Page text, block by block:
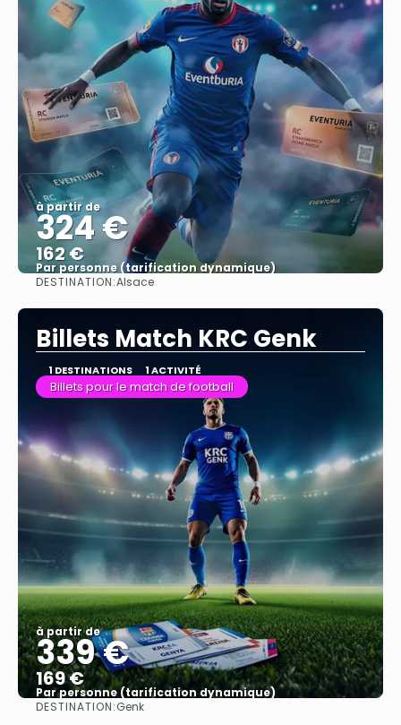
à partir de
324 €
162 €
Par personne (tarification dynamique)
DESTINATION:Alsace
Billets Match KRC Genk
1 DESTINATIONS 1 ACTIVITÉ
Billets pour le match de football
à partir de
339 €
169 €
Par personne (tarification dynamique)
DESTINATION:Genk